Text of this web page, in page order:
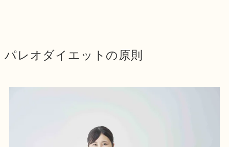
パレオダイエットの原則